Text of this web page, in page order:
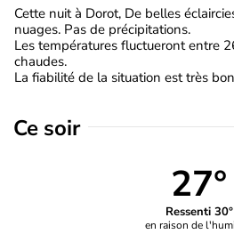
Cette nuit à Dorot, De belles
nuages. Pas de précipitations.
Les températures fluctueront entre
chaudes.
La fiabilité de la situation est très
Ce soir
27°
Ressenti 30°
en raison de